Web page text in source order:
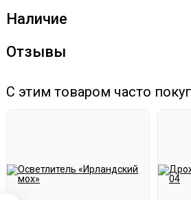
Наличие
Отзывы
С этим товаром часто